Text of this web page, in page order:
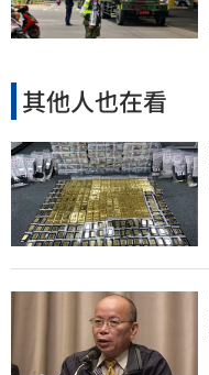
其他人也在看